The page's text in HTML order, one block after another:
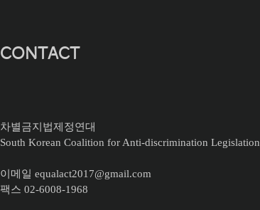
CONTACT
차별금지법제정연대
South Korean Coalition for Anti-discrimination Legislation
이메일 equalact2017@gmail.com
팩스 02-6008-1968